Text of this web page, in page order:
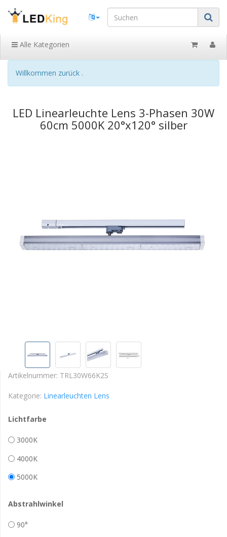
Alle Kategorien
Willkommen zurück .
LED Linearleuchte Lens 3-Phasen 30W
60cm 5000K 20°x120° silber
Artikelnummer: TRL30W66K2S
Kategorie: Linearleuchten Lens
Lichtfarbe
3000K
4000K
5000K
Abstrahlwinkel
90°